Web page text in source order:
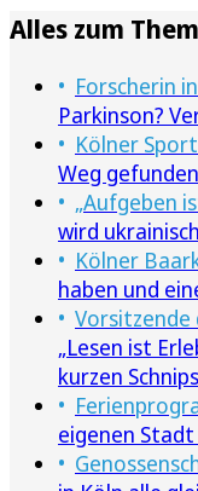
Alles zum
Forscherin
Parkinson?
Kölner
Weg
„Aufgeben
wird
Kölner
haben und
Vorsitzende
„Lesen ist
kurzen
eigenen